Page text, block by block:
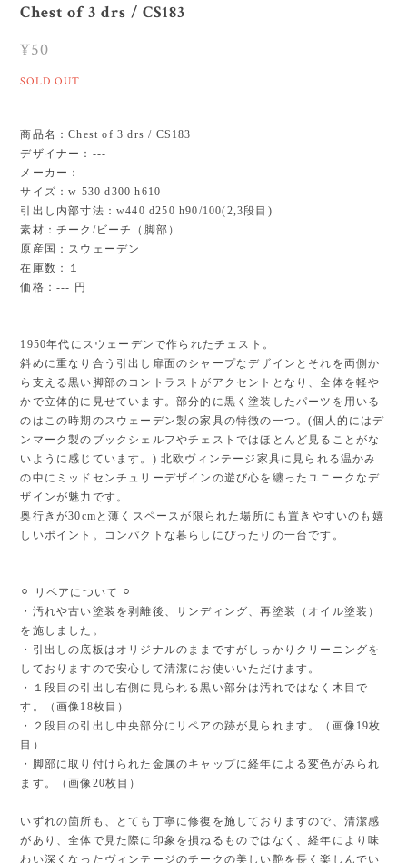
Chest of 3 drs / CS183
¥50
SOLD OUT
商品名：Chest of 3 drs / CS183
デザイナー：---
メーカー：---
サイズ：w 530 d300 h610
引出し内部寸法：w440 d250 h90/100(2,3段目)
素材：チーク/ビーチ（脚部）
原産国：スウェーデン
在庫数：１
価格：--- 円
1950年代にスウェーデンで作られたチェスト。
斜めに重なり合う引出し扉面のシャープなデザインとそれを両側か
ら支える黒い脚部のコントラストがアクセントとなり、全体を軽や
かで立体的に見せています。部分的に黒く塗装したパーツを用いる
のはこの時期のスウェーデン製の家具の特徴の一つ。(個人的にはデ
ンマーク製のブックシェルフやチェストではほとんど見ることがな
いように感じています。) 北欧ヴィンテージ家具に見られる温かみ
の中にミッドセンチュリーデザインの遊び心を纏ったユニークなデ
ザインが魅力です。
奥行きが30cmと薄くスペースが限られた場所にも置きやすいのも嬉
しいポイント。コンパクトな暮らしにぴったりの一台です。
⚪︎ リペアについて ⚪︎
・汚れや古い塗装を剥離後、サンディング、再塗装（オイル塗装）
を施しました。
・引出しの底板はオリジナルのままですがしっかりクリーニングを
しておりますので安心して清潔にお使いいただけます。
・１段目の引出し右側に見られる黒い部分は汚れではなく木目で
す。（画像18枚目）
・２段目の引出し中央部分にリペアの跡が見られます。（画像19枚
目）
・脚部に取り付けられた金属のキャップに経年による変色がみられ
ます。（画像20枚目）
いずれの箇所も、とても丁寧に修復を施しておりますので、清潔感
があり、全体で見た際に印象を損ねるものではなく、経年により味
わい深くなったヴィンテージのチークの美しい艶を長く楽しんでい